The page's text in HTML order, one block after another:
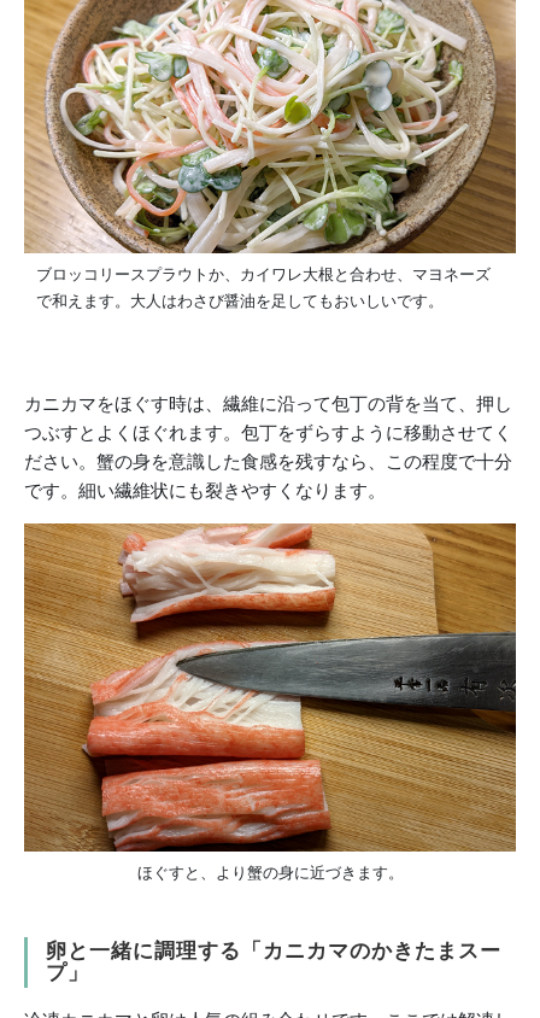
ブロッコリースプラウトか、カイワレ大根と合わせ、マヨネーズ
で和えます。大人はわさび醤油を足してもおいしいです。
カニカマをほぐす時は、繊維に沿って包丁の背を当て、押し
つぶすとよくほぐれます。包丁をずらすように移動させてく
ださい。蟹の身を意識した食感を残すなら、この程度で十分
です。細い繊維状にも裂きやすくなります。
ほぐすと、より蟹の身に近づきます。
卵と一緒に調理する「カニカマのかきたまスー
プ」